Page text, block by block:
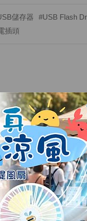
儲存器 #USB Flash
插頭